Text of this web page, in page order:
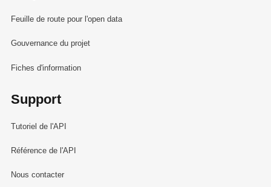
Feuille de route pour l'open data
Gouvernance du projet
Fiches d'information
Support
Tutoriel de l'API
Référence de l'API
Nous contacter